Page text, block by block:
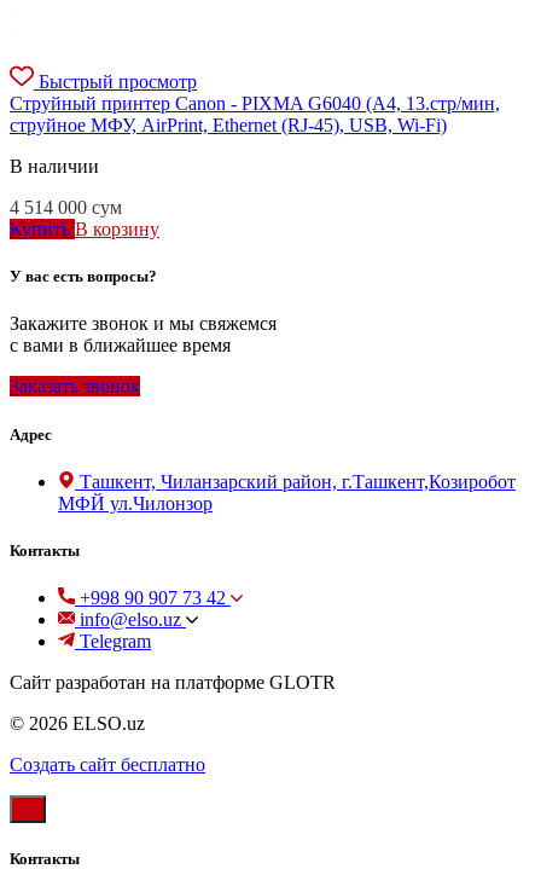
Быстрый просмотр
Струйный принтер Canon - PIXMA G6040 (A4, 13.стр/мин,
струйное МФУ, AirPrint, Ethernet (RJ-45), USB, Wi-Fi)
В наличии
4 514 000 сум
Купить В корзину
У вас есть вопросы?
Закажите звонок и мы свяжемся
с вами в ближайшее время
Заказать звонок
Адрес
Ташкент, Чиланзарский район, г.Ташкент,Козиробот
МФЙ ул.Чилонзор
Контакты
+998 90 907 73 42
info@elso.uz
Telegram
Сайт разработан на платформе GLOTR
© 2026 ELSO.uz
Создать cайт бесплатно
Контакты